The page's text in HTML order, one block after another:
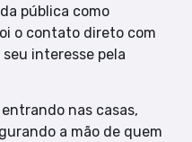
pública como
o contato direto com
interesse pela
nas casas,
a mão de quem